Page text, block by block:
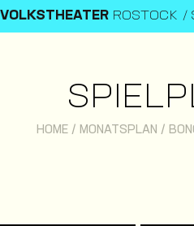
VOLKSTHEATER ROSTOCK
HOME / MONATSPLAN /